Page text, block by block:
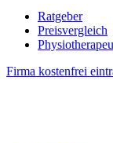
Ratgeber
Preisvergleich
Firma kostenfrei